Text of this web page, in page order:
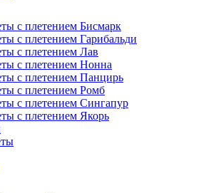
с плетением Бисмарк
с плетением Гарибальди
с плетением Лав
с плетением Нонна
с плетением Панцирь
с плетением Ромб
с плетением Сингапур
с плетением Якорь